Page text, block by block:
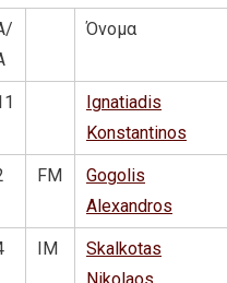
Όνομα
Ignatiadis
Konstantinos
FM
Gogolis
Alexandros
IM
Skalkotas
Nikolaos